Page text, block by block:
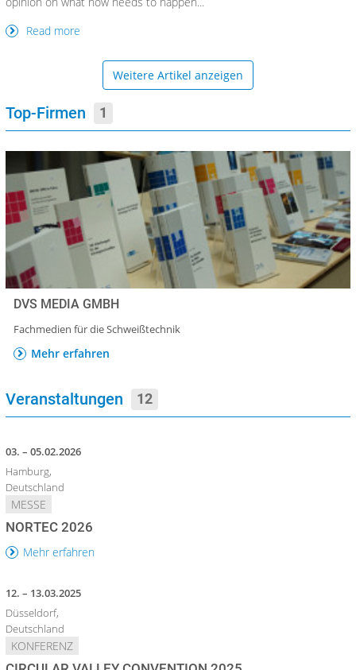
Read more
Weitere Artikel anzeigen
Top-Firmen 1
DVS MEDIA GMBH
Fachmedien für die Schweißtechnik
Mehr erfahren
Veranstaltungen 12
03. – 05.02.2026
Hamburg,
Deutschland
MESSE
NORTEC 2026
Mehr erfahren
12. – 13.03.2025
Düsseldorf,
Deutschland
KONFERENZ